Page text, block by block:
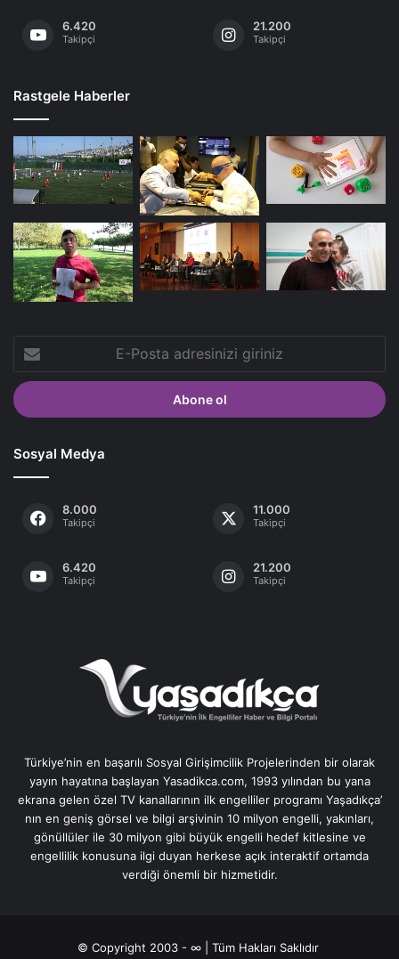
6.420
Takipçi
21.200
Takipçi
Rastgele Haberler
E-
Posta
adresinizi
giriniz
Sosyal Medya
8.000
Takipçi
11.000
Takipçi
6.420
Takipçi
21.200
Takipçi
Türkiye’nin en başarılı Sosyal Girişimcilik Projelerinden bir olarak
yayın hayatına başlayan Yasadikca.com, 1993 yılından bu yana
ekrana gelen özel TV kanallarının ilk engelliler programı Yaşadıkça’
nın en geniş görsel ve bilgi arşivinin 10 milyon engelli, yakınları,
gönüllüler ile 30 milyon gibi büyük engelli hedef kitlesine ve
engellilik konusuna ilgi duyan herkese açık interaktif ortamda
verdiği önemli bir hizmetidir.
© Copyright 2003 - ∞ | Tüm Hakları Saklıdır